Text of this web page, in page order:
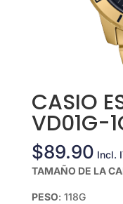
CASIO
VD01G-
$89.90 Incl.
TAMAÑO DE LA
PESO: 118G